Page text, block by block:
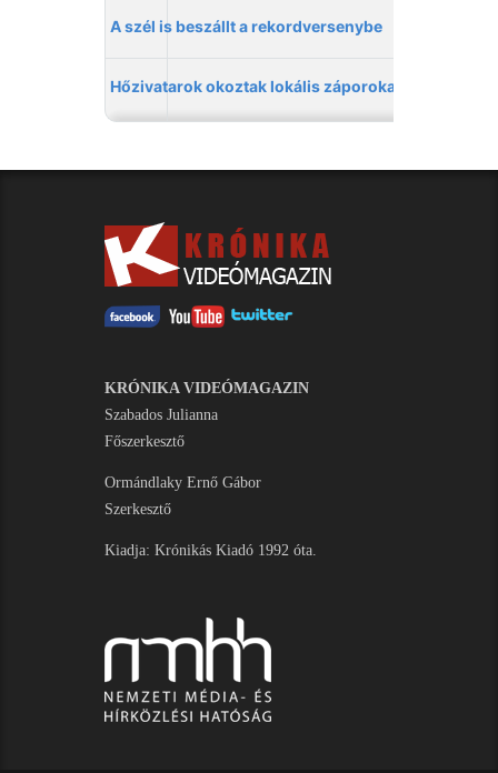
KRÓNIKA VIDEÓMAGAZIN
Szabados Julianna
Főszerkesztő
Ormándlaky Ernő Gábor
Szerkesztő
Kiadja: Krónikás Kiadó 1992 óta.